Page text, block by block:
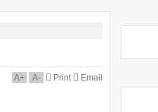
A+ A- Print Email